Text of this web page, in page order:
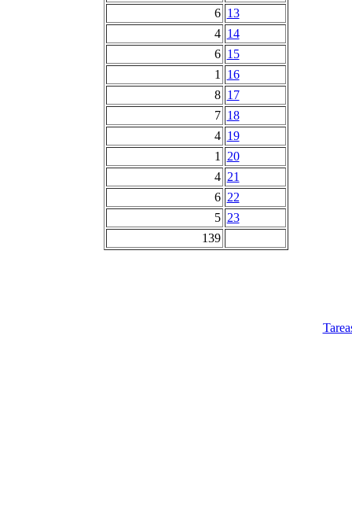
6 13
4 14
6 15
1
16
8 17
7 18
4 19
1
20
4 21
6 22
5 23
139